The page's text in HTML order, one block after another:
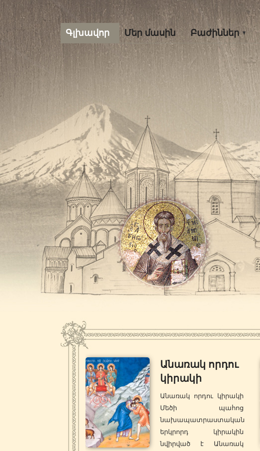
Գլխավոր Մեր մասին Բաժիններ
Անառակ որդու
կիրակի
Անառակ որդու կիրակի
Մեծի պահոց
նախապատրաստական
երկրորդ կիրակին
նվիրված է Անառակ